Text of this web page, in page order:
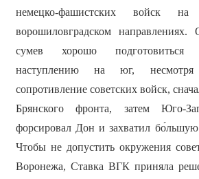
немецко-фашистских войск
ворошиловградском направлениях.
сумев хорошо подготовиться
наступлению на юг, несмотря
сопротивление советских войск,
Брянского фронта, затем Юго-
форсировал Дон и захватил
Чтобы не допустить окружения
Воронежа, Ставка ВГК приняла